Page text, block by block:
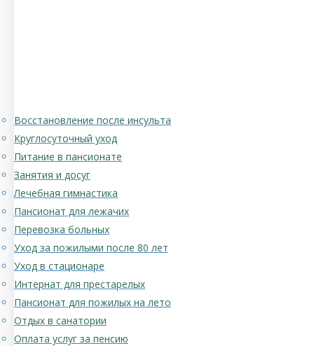
Восстановление после инсульта
Круглосуточный уход
Питание в пансионате
Занятия и досуг
Лечебная гимнастика
Пансионат для лежачих
Перевозка больных
Уход за пожилыми после 80 лет
Уход в стационаре
Интернат для престарелых
Пансионат для пожилых на лето
Отдых в санатории
Оплата услуг за пенсию